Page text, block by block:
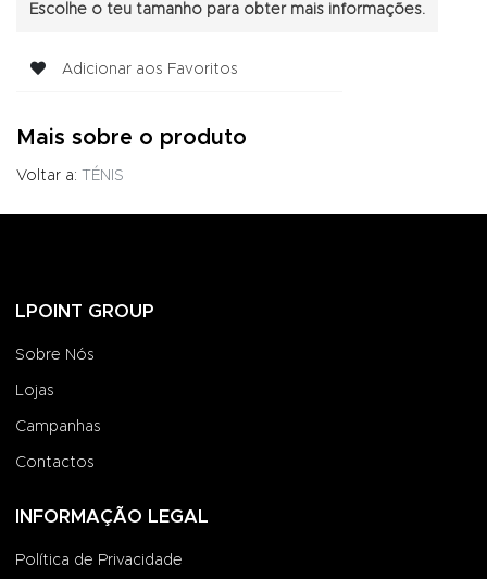
Escolhe o teu tamanho para obter mais informações.
Adicionar aos Favoritos
Mais sobre o produto
Voltar a: TÉNIS
LPOINT GROUP
Sobre Nós
Lojas
Campanhas
Contactos
INFORMAÇÃO LEGAL
Política de Privacidade